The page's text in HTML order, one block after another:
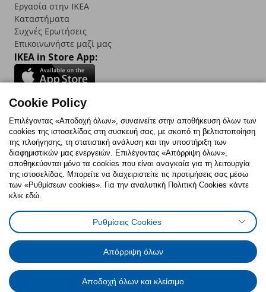
Εργασία στην IKEA
Καταστήματα
Συχνές Ερωτήσεις
Επικοινωνήστε μαζί μας
IKEA in Store App:
Follow us:
FacebookInstagram
TikTokYoutubePinterestTwitter
Πολιτική CookiesΔήλωση ψηφιακής προσβασιμότητας
Ρυθμίσεις cookiesΌροι Χρήσης
Γενική Πολιτική Προσωπικών Δεδομένων
Πολιτική Προσωπικών Δεδομένων για ΙΚΕΑ.gr
Κώδικας Καταναλωτικής Δεοντολογίας
Cookie Policy
Επιλέγοντας «Αποδοχή όλων», συναινείτε στην αποθήκευση όλων των
cookies της ιστοσελίδας στη συσκευή σας, με σκοπό τη βελτιστοποίηση
της πλοήγησης, τη στατιστική ανάλυση και την υποστήριξη των
διαφημιστικών μας ενεργειών. Επιλέγοντας «Απόρριψη όλων»,
αποθηκεύονται μόνο τα cookies που είναι αναγκαία για τη λειτουργία
της ιστοσελίδας. Μπορείτε να διαχειριστείτε τις προτιμήσεις σας μέσω
των «Ρυθμίσεων cookies». Για την αναλυτική Πολιτική Cookies κάντε
κλικ εδώ.
Ρυθμίσεις Cookies
Απόρριψη όλων
Αποδοχή όλων και κλείσιμο